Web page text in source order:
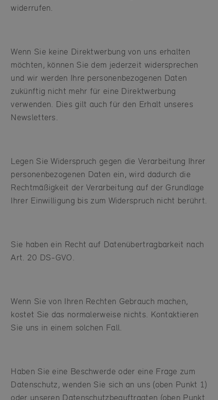
widerrufen.
Wenn Sie keine Direktwerbung von uns erhalten
möchten, können Sie dem jederzeit widersprechen
und wir werden Ihre personenbezogenen Daten
zukünftig nicht mehr für eine Direktwerbung
verwenden. Dies gilt auch für den Erhalt unseres
Newsletters.
Legen Sie Widerspruch gegen die Verarbeitung Ihrer
personenbezogenen Daten ein, wird dadurch die
Rechtmäßigkeit der Verarbeitung auf der Grundlage
Ihrer Einwilligung bis zum Widerspruch nicht berührt.
Sie haben ein Recht auf Datenübertragbarkeit nach
Art. 20 DS-GVO.
Wenn Sie von Ihren Rechten Gebrauch machen,
kostet Sie das normalerweise nichts. Kontaktieren
Sie uns in einem solchen Fall.
Haben Sie eine Beschwerde oder eine Frage zum
Datenschutz, wenden Sie sich an uns (oben Punkt 1)
oder unseren Datenschutzbeauftragten (oben Punkt